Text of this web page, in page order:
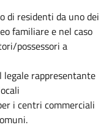
di residenti da uno dei
familiare e nel caso
possessori a
legale rappresentante
i centri commerciali